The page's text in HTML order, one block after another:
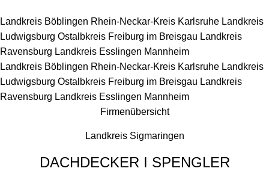
Landkreis Böblingen Rhein-Neckar-Kreis Karlsruhe Landkreis
Ludwigsburg Ostalbkreis Freiburg im Breisgau Landkreis
Ravensburg Landkreis Esslingen Mannheim
Landkreis Böblingen Rhein-Neckar-Kreis Karlsruhe Landkreis
Ludwigsburg Ostalbkreis Freiburg im Breisgau Landkreis
Ravensburg Landkreis Esslingen Mannheim
Firmenübersicht
Landkreis Sigmaringen
DACHDECKER I SPENGLER